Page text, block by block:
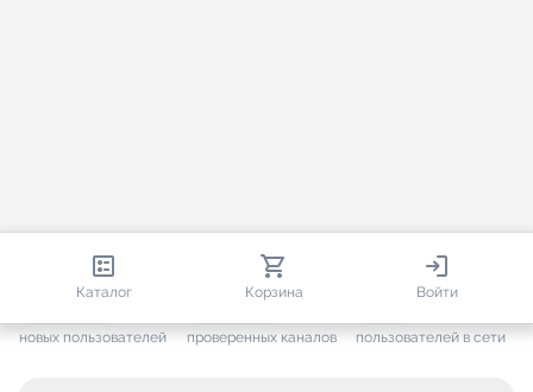
Каталог Корзина Войти
813 392
новых пользователей проверенных каналов пользователей в сети